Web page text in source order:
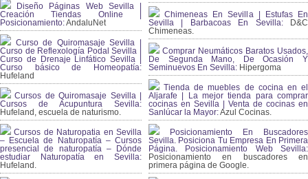
Diseño Páginas Web Sevilla |
Creación Tiendas Online |
Posicionamiento:AndaluNet
Curso de Quiromasaje Sevilla |
Curso de Reflexología Podal Sevilla |
Curso de Drenaje Linfático Sevilla |
Curso básico de Homeopatía:
Hufeland
Cursos de Quiromasaje Sevilla |
Cursos de Acupuntura Sevilla:
Hufeland, escuela de naturismo.
Cursos de Naturopatia en Sevilla
– Escuela de Naturopatía – Cursos
presencial de naturopatía – Dónde
estudiar Naturopatía en Sevilla:
Hufeland.
Chimeneas En Sevilla | Estufas En
Sevilla | Barbacoas En Sevilla:D&C
Chimeneas.
Comprar Neumáticos Baratos Usados,
De Segunda Mano, De Ocasión Y
Seminuevos En Sevilla: Hipergoma
Tienda de muebles de cocina en el
Aljarafe | La mejor tienda para comprar
cocinas en Sevilla | Venta de cocinas en
Sanlúcar la Mayor:Azul Cocinas.
Posicionamiento En Buscadores
Sevilla. Posiciona Tu Empresa En Primera
Página. Posicionamiento Web Sevilla:
Posicionamiento en buscadores en
primera página de Google.